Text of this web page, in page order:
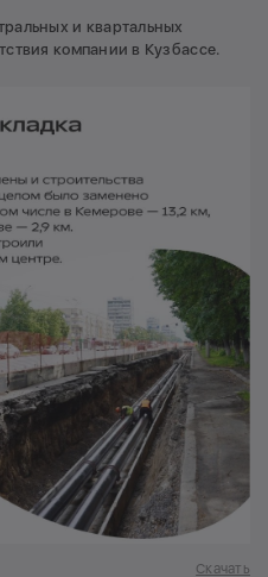
и квартальных
компании в Кузбассе.
Скачать